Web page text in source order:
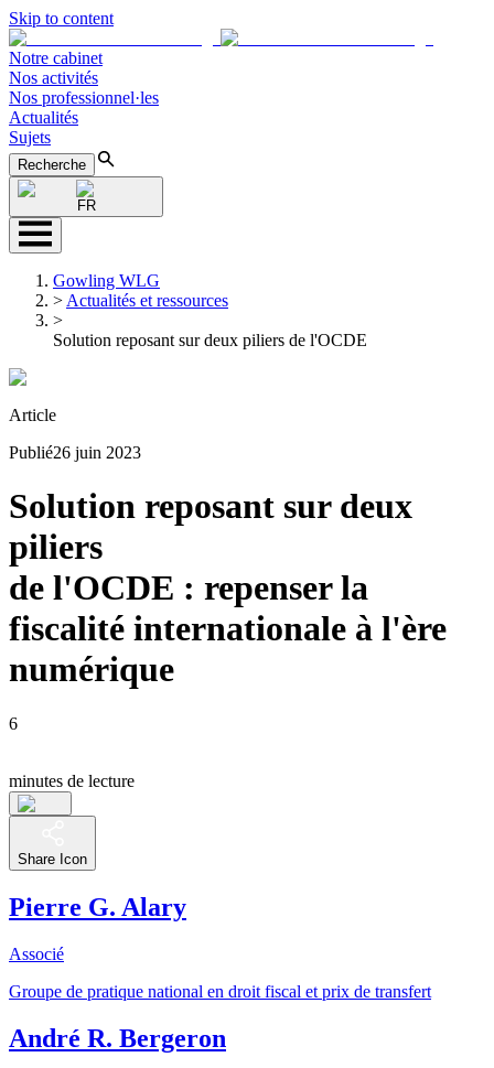
Skip to content
Notre cabinet
Nos activités
Nos professionnel·les
Actualités
Sujets
Recherche
FR
Gowling WLG
> Actualités et ressources
>
Solution reposant sur deux piliers de l'OCDE
Article
Publié26 juin 2023
Solution reposant sur deux
piliers
de l'OCDE : repenser la
fiscalité internationale à l'ère
numérique
6
minutes de lecture
Share Icon
Pierre G. Alary
Associé
Groupe de pratique national en droit fiscal et prix de transfert
André R. Bergeron